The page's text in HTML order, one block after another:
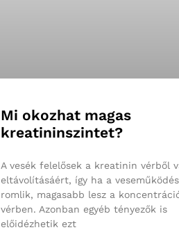
Mi okozhat magas
kreatininszintet?
A vesék felelősek a kreatinin vérből
eltávolításáért, így ha a veseműködés
romlik, magasabb lesz a
vérben. Azonban egyéb tényezők is
előidézhetik ezt